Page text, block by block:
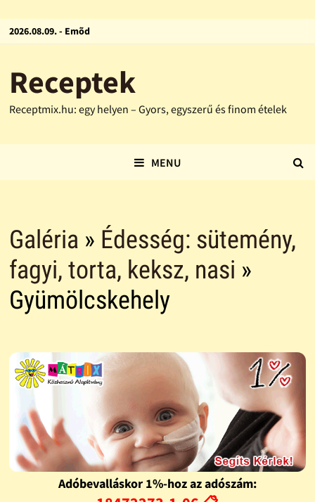
2026.08.09. - Emõd
Receptek
Receptmix.hu: egy helyen – Gyors, egyszerű és finom ételek
MENU
Galéria » Édesség: sütemény,
fagyi, torta, keksz, nasi »
Gyümölcskehely
Adóbevalláskor 1%-hoz az adószám: